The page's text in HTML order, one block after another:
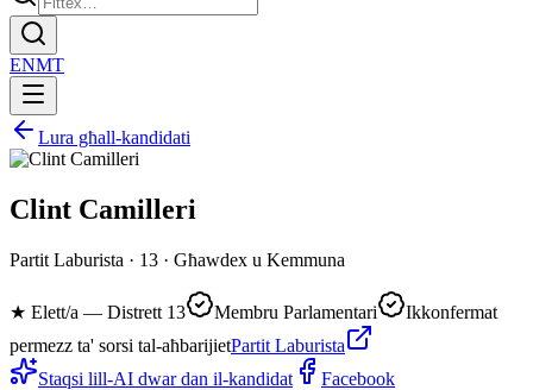
ENMT
Lura għall-kandidati
Clint Camilleri
Partit Laburista · 13 · Għawdex u Kemmuna
★ Elett/a — Distrett 13 Membru Parlamentari
Ikkonfermat
permezz ta' sorsi tal-aħbarijietPartit Laburista
Staqsi lill-AI dwar dan il-kandidat
Facebook